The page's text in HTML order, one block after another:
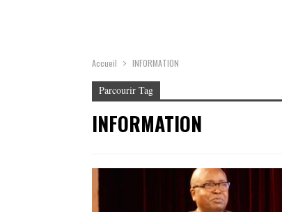
Accueil INFORMATION
Parcourir Tag
INFORMATION